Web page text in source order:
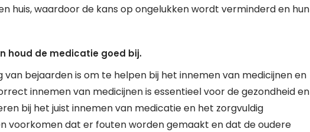
huis, waardoor de kans op ongelukken wordt verminderd en hun
houd de medicatie goed bij.
bejaarden is om te helpen bij het innemen van medicijnen en
innemen van medicijnen is essentieel voor de gezondheid en
bij het juist innemen van medicatie en het zorgvuldig
voorkomen dat er fouten worden gemaakt en dat de oudere